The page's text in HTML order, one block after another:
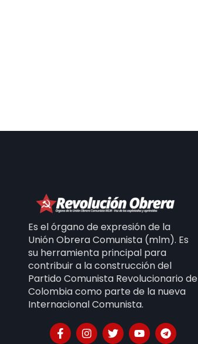
Es el órgano de expresión de la
Unión Obrera Comunista (mlm). Es
su herramienta principal para
contribuir a la construcción del
Partido Comunista Revolucionario de
Colombia como parte de la nueva
Internacional Comunista.